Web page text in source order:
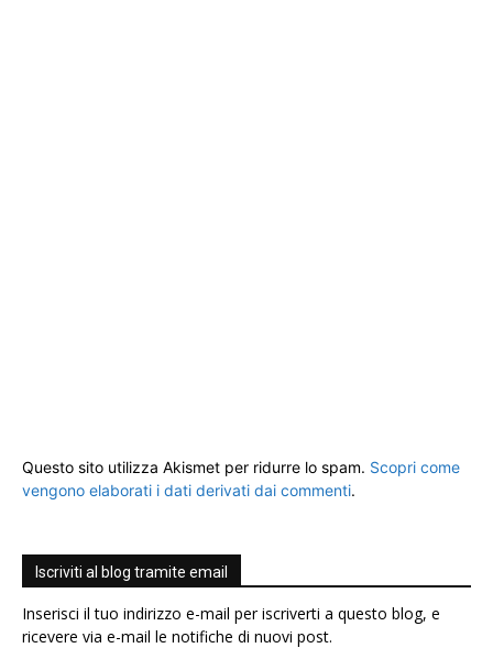
Questo sito utilizza Akismet per ridurre lo spam. Scopri come
vengono elaborati i dati derivati dai commenti.
Iscriviti al blog tramite email
Inserisci il tuo indirizzo e-mail per iscriverti a questo blog, e
ricevere via e-mail le notifiche di nuovi post.